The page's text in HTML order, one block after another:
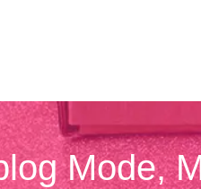
Mode,